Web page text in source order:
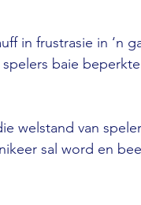
in frustrasie in ‘n
baie
welstand van
sal word en